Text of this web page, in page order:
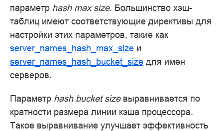
параметр hash max size. Большинство хэш-
таблиц имеют соответствующие директивы для
настройки этих параметров, такие как
server_names_hash_max_size и
server_names_hash_bucket_size для имен
серверов.
Параметр hash bucket sizeвыравнивается по
кратности размера линии кэша процессора.
Такое выравнивание улучшает эффективность